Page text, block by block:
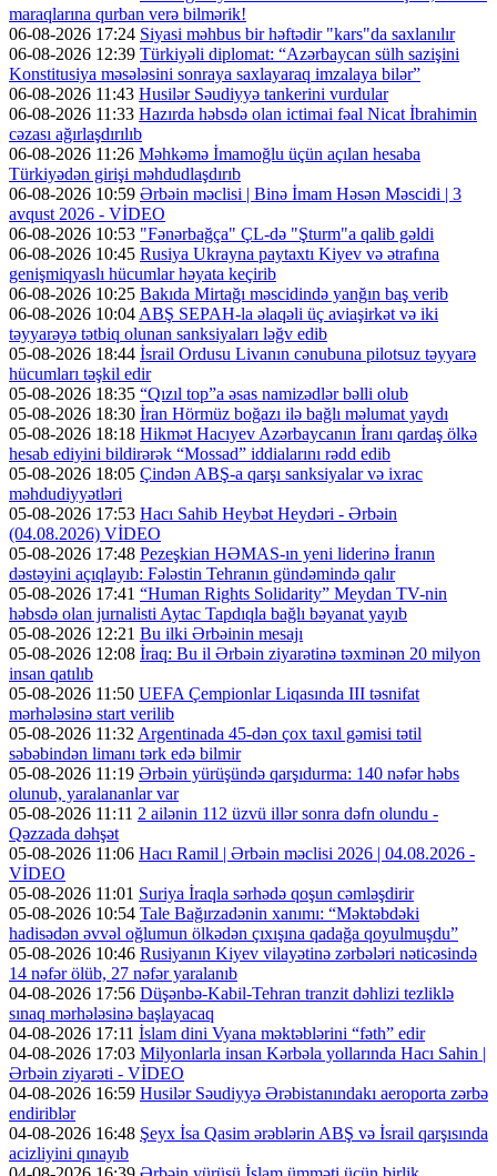
maraqlarına qurban verə bilmərik!
06-08-2026 17:24 Siyasi məhbus bir həftədir "kars"da saxlanılır
06-08-2026 12:39 Türkiyəli diplomat: “Azərbaycan sülh sazişini
Konstitusiya məsələsini sonraya saxlayaraq imzalaya bilər”
06-08-2026 11:43 Husilər Səudiyyə tankerini vurdular
06-08-2026 11:33 Hazırda həbsdə olan ictimai fəal Nicat İbrahimin
cəzası ağırlaşdırılıb
06-08-2026 11:26 Məhkəmə İmamoğlu üçün açılan hesaba
Türkiyədən girişi məhdudlaşdırıb
06-08-2026 10:59 Ərbəin məclisi | Binə İmam Həsən Məscidi | 3
avqust 2026 - VİDEO
06-08-2026 10:53 "Fənərbağça" ÇL-də "Şturm"a qalib gəldi
06-08-2026 10:45 Rusiya Ukrayna paytaxtı Kiyev və ətrafına
genişmiqyaslı hücumlar həyata keçirib
06-08-2026 10:25 Bakıda Mirtağı məscidində yanğın baş verib
06-08-2026 10:04 ABŞ SEPAH-la əlaqəli üç aviaşirkət və iki
təyyarəyə tətbiq olunan sanksiyaları ləğv edib
05-08-2026 18:44 İsrail Ordusu Livanın cənubuna pilotsuz təyyarə
hücumları təşkil edir
05-08-2026 18:35 “Qızıl top”a əsas namizədlər bəlli olub
05-08-2026 18:30 İran Hörmüz boğazı ilə bağlı məlumat yaydı
05-08-2026 18:18 Hikmət Hacıyev Azərbaycanın İranı qardaş ölkə
hesab ediyini bildirərək “Mossad” iddialarını rədd edib
05-08-2026 18:05 Çindən ABŞ-a qarşı sanksiyalar və ixrac
məhdudiyyətləri
05-08-2026 17:53 Hacı Sahib Heybət Heydəri - Ərbəin
(04.08.2026) VİDEO
05-08-2026 17:48 Pezeşkian HƏMAS-ın yeni liderinə İranın
dəstəyini açıqlayıb: Fələstin Tehranın gündəmində qalır
05-08-2026 17:41 “Human Rights Solidarity” Meydan TV-nin
həbsdə olan jurnalisti Aytac Tapdıqla bağlı bəyanat yayıb
05-08-2026 12:21 Bu ilki Ərbəinin mesajı
05-08-2026 12:08 İraq: Bu il Ərbəin ziyarətinə təxminən 20 milyon
insan qatılıb
05-08-2026 11:50 UEFA Çempionlar Liqasında III təsnifat
mərhələsinə start verilib
05-08-2026 11:32 Argentinada 45-dən çox taxıl gəmisi tətil
səbəbindən limanı tərk edə bilmir
05-08-2026 11:19 Ərbəin yürüşündə qarşıdurma: 140 nəfər həbs
olunub, yaralananlar var
05-08-2026 11:11 2 ailənin 112 üzvü illər sonra dəfn olundu -
Qəzzada dəhşət
05-08-2026 11:06 Hacı Ramil | Ərbəin məclisi 2026 | 04.08.2026 -
VİDEO
05-08-2026 11:01 Suriya İraqla sərhədə qoşun cəmləşdirir
05-08-2026 10:54 Tale Bağırzadənin xanımı: “Məktəbdəki
hadisədən əvvəl oğlumun ölkədən çıxışına qadağa qoyulmuşdu”
05-08-2026 10:46 Rusiyanın Kiyev vilayətinə zərbələri nəticəsində
14 nəfər ölüb, 27 nəfər yaralanıb
04-08-2026 17:56 Düşənbə-Kabil-Tehran tranzit dəhlizi tezliklə
sınaq mərhələsinə başlayacaq
04-08-2026 17:11 İslam dini Vyana məktəblərini “fəth” edir
04-08-2026 17:03 Milyonlarla insan Kərbəla yollarında Hacı Sahin |
Ərbəin ziyarəti - VİDEO
04-08-2026 16:59 Husilər Səudiyyə Ərəbistanındakı aeroporta zərbə
endiriblər
04-08-2026 16:48 Şeyx İsa Qasim ərəblərin ABŞ və İsrail qarşısında
acizliyini qınayıb